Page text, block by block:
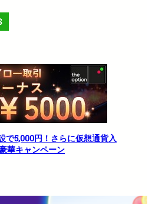
で5,000円！さらに仮想通貨入
華キャンペーン